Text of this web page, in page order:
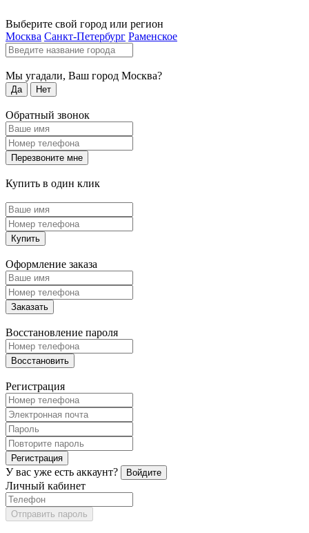
Выберите свой город или регион
Москва Санкт-Петербург Раменское
Мы угадали, Ваш город Москва?
Да Нет
Обратный звонок
Перезвоните мне
Купить в один клик
Купить
Оформление заказа
Заказать
Восстановление пароля
Восстановить
Регистрация
Регистрация
У вас уже есть аккаунт? Войдите
Личный кабинет
Отправить пароль